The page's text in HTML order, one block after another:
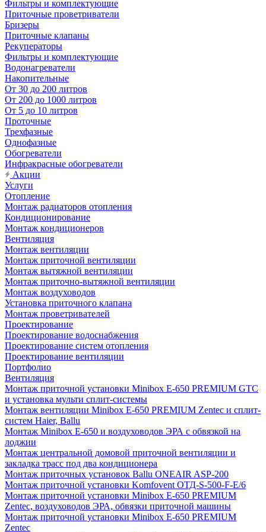
Фильтры и комплектующие
Приточные проветриватели
Бризеры
Приточные клапаны
Рекуператоры
Фильтры и комплектующие
Водонагреватели
Накопительные
От 30 до 200 литров
От 200 до 1000 литров
От 5 до 10 литров
Проточные
Трехфазные
Однофазные
Обогреватели
Инфракрасные обогреватели
Акции
Услуги
Отопление
Монтаж радиаторов отопления
Кондиционирование
Монтаж кондиционеров
Вентиляция
Монтаж вентиляции
Монтаж приточной вентиляции
Монтаж вытяжной вентиляции
Монтаж приточно-вытяжной вентиляции
Монтаж воздуховодов
Установка приточного клапана
Монтаж проветривателей
Проектирование
Проектирование водоснабжения
Проектирование систем отопления
Проектирование вентиляции
Портфолио
Вентиляция
Монтаж приточной установки Minibox E-650 PREMIUM GTC
и установка мульти сплит-системы
Монтаж вентиляции Minibox E-650 PREMIUM Zentec и сплит-
систем Haier, Ballu
Монтаж Minibox E-650 и воздуховодов ЭРА с обвязкой на
лоджии
Монтаж центральной домовой приточной вентиляции и
закладка трасс под два кондиционера
Монтаж приточных установок Ballu ONEAIR ASP-200
Монтаж приточной установки Komfovent ОТД-S-500-F-E/6
Монтаж приточной установки Minibox E-650 PREMIUM
Zentec, воздуховодов ЭРА, обвязки приточной машины
Монтаж приточной установки Minibox E-650 PREMIUM
Zentec